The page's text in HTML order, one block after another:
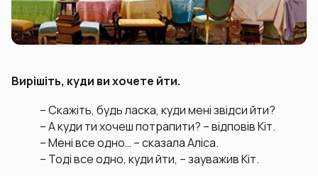
Вирішіть, куди ви хочете йти.
– Скажіть, будь ласка, куди мені звідси йти?
– А куди ти хочеш потрапити? – відповів Кіт.
– Мені все одно… – сказала Аліса.
– Тоді все одно, куди йти, – зауважив Кіт.